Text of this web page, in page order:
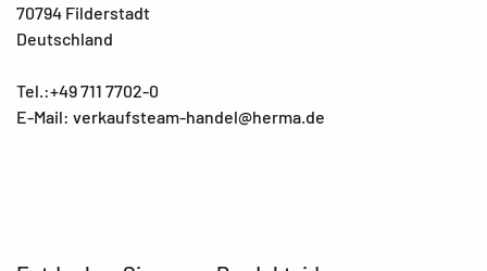
70794 Filderstadt
Deutschland
Tel.:+49 711 7702-0
E-Mail: verkaufsteam-handel@herma.de